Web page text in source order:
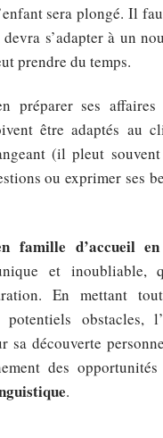
sera plongé. Il
s’adapter à un
prendre du temps.
préparer ses affaires
être adaptés au
(il pleut
ou exprimer ses
famille d’accueil
et inoubliable,
En mettant
obstacles,
sa découverte
des
.